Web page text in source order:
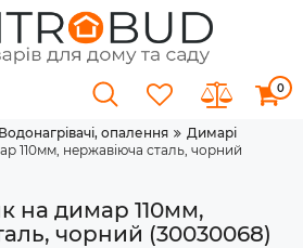
0
Водонагрівачі, опалення
Димарі
110мм, нержавіюча сталь, чорний
на димар 110мм,
чорний (30030068)